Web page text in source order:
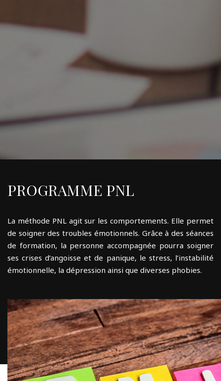
PROGRAMME PNL
La méthode PNL agit sur les comportements. Elle permet
de soigner des troubles émotionnels. Grâce à des séances
de formation, la personne accompagnée pourra soigner
ses crises d’angoisse et de panique, le stress, l’instabilité
émotionnelle, la dépression ainsi que diverses phobies.